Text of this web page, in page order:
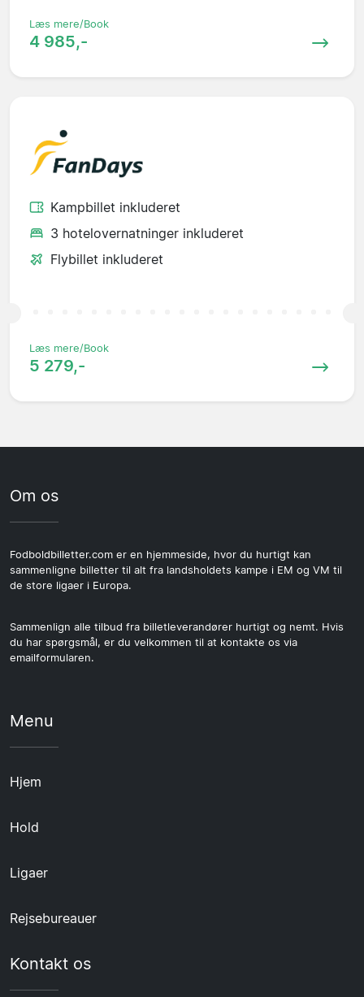
Læs mere/Book
4 985,-
Kampbillet inkluderet
3 hotelovernatninger inkluderet
Flybillet inkluderet
Læs mere/Book
5 279,-
Om os
Fodboldbilletter.com er en hjemmeside, hvor du hurtigt kan
sammenligne billetter til alt fra landsholdets kampe i EM og VM til
de store ligaer i Europa.
Sammenlign alle tilbud fra billetleverandører hurtigt og nemt. Hvis
du har spørgsmål, er du velkommen til at kontakte os via
emailformularen.
Menu
Hjem
Hold
Ligaer
Rejsebureauer
Kontakt os